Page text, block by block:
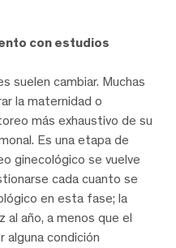
con estudios
suelen cambiar. Muchas
la maternidad o
más exhaustivo de su
Es una etapa de
ginecológico se vuelve
cada cuanto se
en esta fase; la
al año, a menos que el
alguna condición